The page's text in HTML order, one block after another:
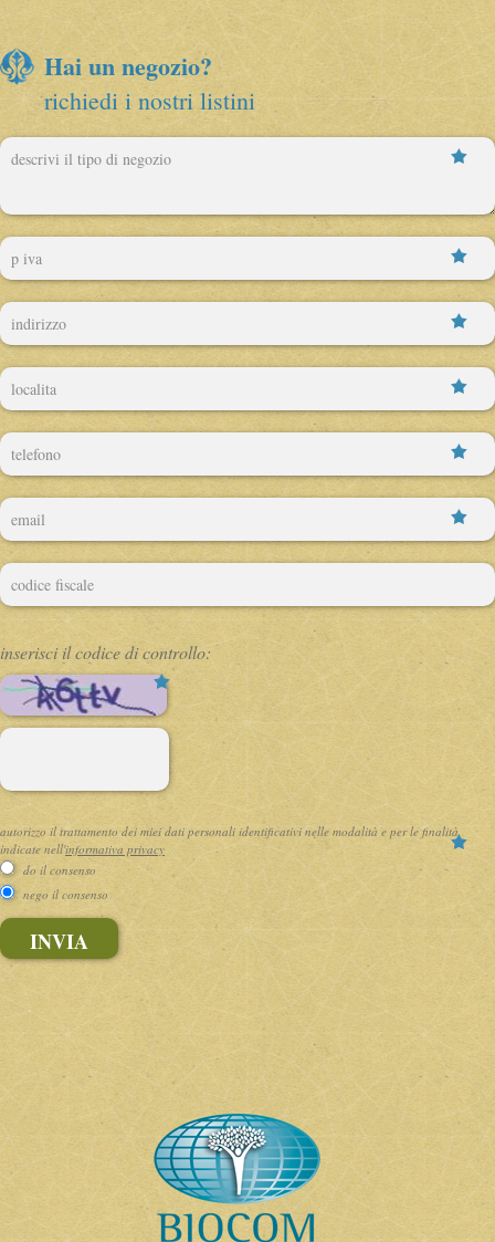
Hai un negozio?
richiedi i nostri listini
inserisci il codice di controllo:
( * )
autorizzo il trattamento dei miei dati personali identificativi nelle modalità e per le finalità
indicate nell'informativa privacy
do il consenso
nego il consenso